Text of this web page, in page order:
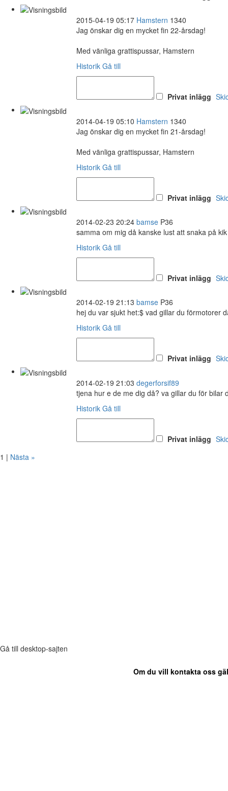
2015-04-19 05:17 Hamstern 1340
Jag önskar dig en mycket fin 22-årsdag!
Med vänliga grattispussar, Hamstern
Historik Gå till
Privat inlägg
2014-04-19 05:10 Hamstern 1340
Jag önskar dig en mycket fin 21-årsdag!
Med vänliga grattispussar, Hamstern
Historik Gå till
Privat inlägg
2014-02-23 20:24 bamse P36
samma om mig då kanske lust att snaka på
Historik Gå till
Privat inlägg
2014-02-19 21:13 bamse P36
hej du var sjukt het:$ vad gillar du förmotorer
Historik Gå till
Privat inlägg
2014-02-19 21:03 degerforsif89
tjena hur e de me dig då? va gillar du för bilar
Historik Gå till
Privat inlägg
1 | Nästa »
Gå till desktop-sajten
Om du vill kontakta oss